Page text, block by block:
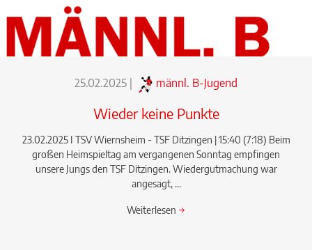
25.02.2025 männl. B-Jugend
Wieder keine Punkte
23.02.2025 I TSV Wiernsheim - TSF Ditzingen | 15:40 (7:18) Beim
großen Heimspieltag am vergangenen Sonntag empfingen
unsere Jungs den TSF Ditzingen. Wiedergutmachung war
angesagt, ...
Weiterlesen →